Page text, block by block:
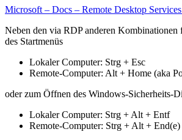
Microsoft – Docs – Remote Desktop
Neben den via RDP anderen Kombinationen
des Startmenüs
Lokaler Computer: Strg + Esc
Remote-Computer: Alt + Home (aka
oder zum Öffnen des Windows-Sicherheits-
Lokaler Computer: Strg + Alt + Entf
Remote-Computer: Strg + Alt + End(e)